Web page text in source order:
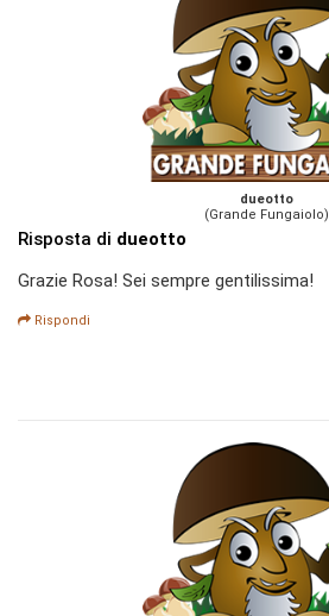
dueotto
(Grande Fungaiolo)
Risposta di dueotto
Grazie Rosa! Sei sempre gentilissima!
Rispondi